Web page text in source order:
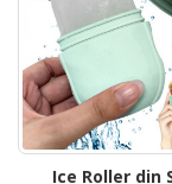
Ice Roller din